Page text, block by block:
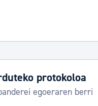
protokoloa
egoeraren berri